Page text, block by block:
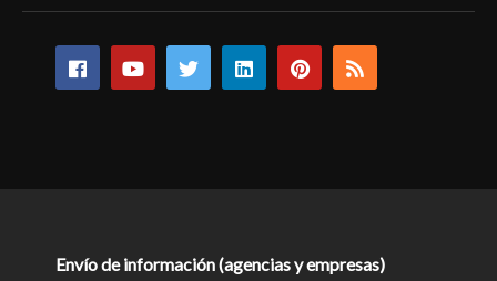
Envío de información (agencias y empresas)